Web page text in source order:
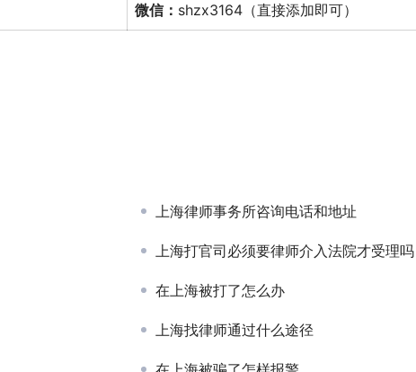
微信： shzx3164（直接添加即可）
上海律师事务所咨询电话和地址
上海打官司必须要律师介入法院才受理吗
在上海被打了怎么办
上海找律师通过什么途径